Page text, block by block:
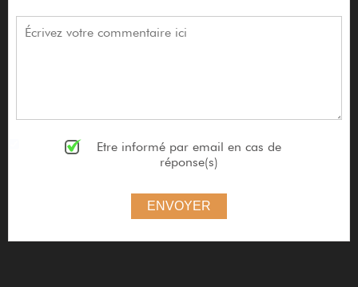
Etre informé par email en cas de
réponse(s)
ENVOYER